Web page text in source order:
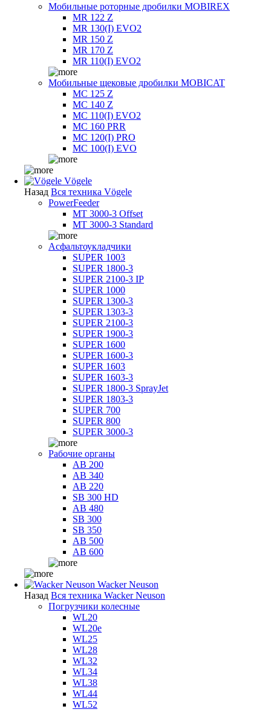
Мобильные роторные дробилки MOBIREX
MR 122 Z
MR 130(I) EVO2
MR 150 Z
MR 170 Z
MR 110(I) EVO2
Мобильные щековые дробилки MOBICAT
MC 125 Z
MC 140 Z
MC 110(I) EVO2
MC 160 PRR
MC 120(I) PRO
MC 100(I) EVO
Vögele
Назад Вся техника Vögele
PowerFeeder
MT 3000-3 Offset
MT 3000-3 Standard
Асфальтоукладчики
SUPER 1003
SUPER 1800-3
SUPER 2100-3 IP
SUPER 1000
SUPER 1300-3
SUPER 1303-3
SUPER 2100-3
SUPER 1900-3
SUPER 1600
SUPER 1600-3
SUPER 1603
SUPER 1603-3
SUPER 1800-3 SprayJet
SUPER 1803-3
SUPER 700
SUPER 800
SUPER 3000-3
Рабочие органы
AB 200
AB 340
AB 220
SB 300 HD
AB 480
SB 300
SB 350
AB 500
AB 600
Wacker Neuson
Назад Вся техника Wacker Neuson
Погрузчики колесные
WL20
WL20e
WL25
WL28
WL32
WL34
WL38
WL44
WL52